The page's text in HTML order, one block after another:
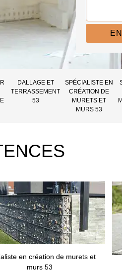
DALLAGE ET
TERRASSEMENT
53
SPÉCIALISTE EN
CRÉATION DE
MURETS ET
MURS 53
en création de murets et
murs 53